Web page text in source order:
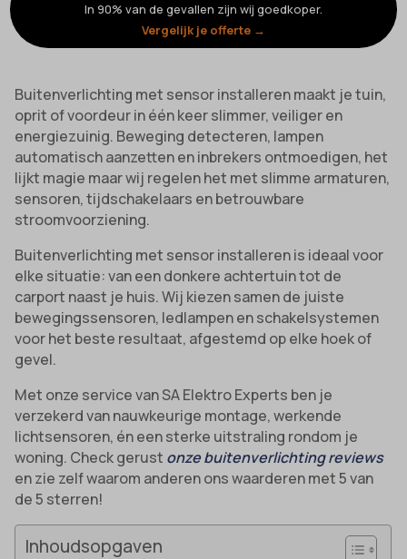
In 90% van de gevallen zijn wij goedkoper.
Vergelijk je offerte →
Buitenverlichting met sensor installeren maakt je tuin,
oprit of voordeur in één keer slimmer, veiliger en
energiezuinig. Beweging detecteren, lampen
automatisch aanzetten en inbrekers ontmoedigen, het
lijkt magie maar wij regelen het met slimme armaturen,
sensoren, tijdschakelaars en betrouwbare
stroomvoorziening.
Buitenverlichting met sensor installeren is ideaal voor
elke situatie: van een donkere achtertuin tot de
carport naast je huis. Wij kiezen samen de juiste
bewegingssensoren, ledlampen en schakelsystemen
voor het beste resultaat, afgestemd op elke hoek of
gevel.
Met onze service van SA Elektro Experts ben je
verzekerd van nauwkeurige montage, werkende
lichtsensoren, én een sterke uitstraling rondom je
woning. Check gerust onze buitenverlichting reviews
en zie zelf waarom anderen ons waarderen met 5 van
de 5 sterren!
Inhoudsopgaven